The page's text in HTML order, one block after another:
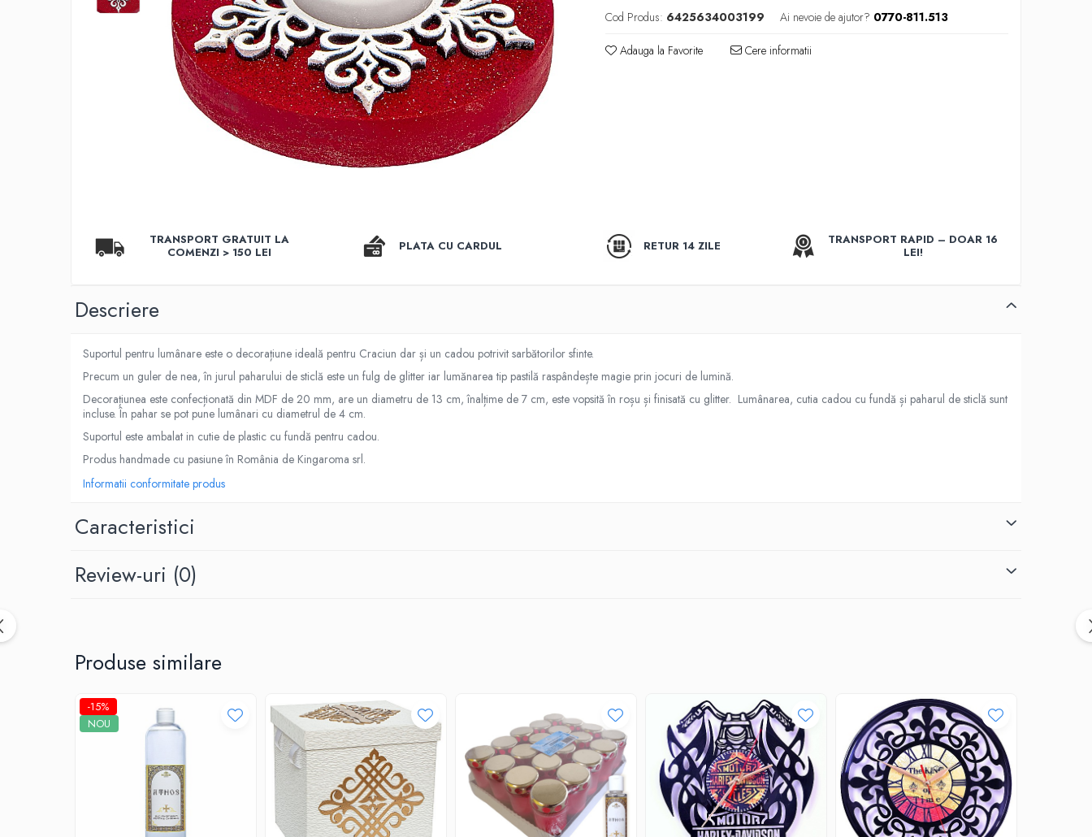
Ulei Parfumat Aromaterapie10 ml
Pachet Bețisoare Parfumate HEM + Ulei
Suporți Conuri Backflow
Odorizante auto cu pulverizator
Difuzoare profesionale de parfum
Rezerve parfum pentru difuzoare
CADOURI & Evenimente
Candele și Lumânări
Lumânări cununie / botez
Cutii Dar / Trusou
Oglinzi decorative
B2B / Profesional
Bază lichide VG/PG – DIY &
Sisteme de Parfumare HoReCa &
Difuzoare de arome Profesionale
Rezerve pentru difuzoare de arome
Cod Produs: 6425634003199 Ai nevoie de ajutor? 0770-811.513
Adauga la Favorite Cere informatii
TRANSPORT GRATUIT LA
COMENZI > 150 LEI
PLATA CU CARDUL RETUR 14 ZILE
TRANSPORT RAPID – DOAR 16
LEI!
Descriere
Suportul pentru lumânare este o decorațiune ideală pentru Craciun dar și un cadou potrivit sarbătorilor sfinte.
Precum un guler de nea, în jurul paharului de sticlă este un fulg de glitter iar lumănarea tip pastilă raspândește magie prin jocuri de lumină.
Decorațiunea este confecționată din MDF de 20 mm, are un diametru de 13 cm, înalțime de 7 cm, este vopsită în roșu și finisată cu glitter. Lumânarea, cutia cadou cu fundă și paharul de sticlă sunt
incluse. În pahar se pot pune lumânari cu diametrul de 4 cm.
Suportul este ambalat in cutie de plastic cu fundă pentru cadou.
Produs handmade cu pasiune în România de Kingaroma srl.
Informatii conformitate produs
Caracteristici
Review-uri (0)
Produse similare
-15%
NOU